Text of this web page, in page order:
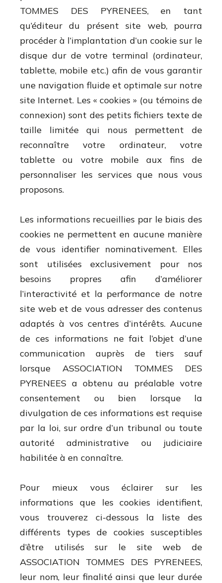
TOMMES DES PYRENEES, en tant
qu’éditeur du présent site web, pourra
procéder à l’implantation d’un cookie sur le
disque dur de votre terminal (ordinateur,
tablette, mobile etc.) afin de vous garantir
une navigation fluide et optimale sur notre
site Internet. Les « cookies » (ou témoins de
connexion) sont des petits fichiers texte de
taille limitée qui nous permettent de
reconnaître votre ordinateur, votre
tablette ou votre mobile aux fins de
personnaliser les services que nous vous
proposons.
Les informations recueillies par le biais des
cookies ne permettent en aucune manière
de vous identifier nominativement. Elles
sont utilisées exclusivement pour nos
besoins propres afin d’améliorer
l’interactivité et la performance de notre
site web et de vous adresser des contenus
adaptés à vos centres d’intérêts. Aucune
de ces informations ne fait l’objet d’une
communication auprès de tiers sauf
lorsque ASSOCIATION TOMMES DES
PYRENEES a obtenu au préalable votre
consentement ou bien lorsque la
divulgation de ces informations est requise
par la loi, sur ordre d’un tribunal ou toute
autorité administrative ou judiciaire
habilitée à en connaître.
Pour mieux vous éclairer sur les
informations que les cookies identifient,
vous trouverez ci-dessous la liste des
différents types de cookies susceptibles
d’être utilisés sur le site web de
ASSOCIATION TOMMES DES PYRENEES,
leur nom, leur finalité ainsi que leur durée